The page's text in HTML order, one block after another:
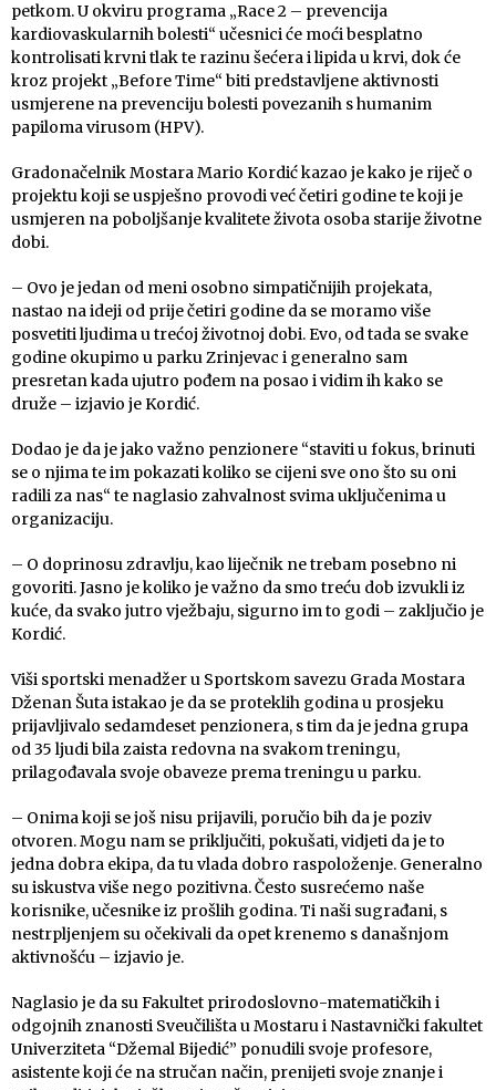
petkom. U okviru programa „Race 2 – prevencija
kardiovaskularnih bolesti“ učesnici će moći besplatno
kontrolisati krvni tlak te razinu šećera i lipida u krvi, dok će
kroz projekt „Before Time“ biti predstavljene aktivnosti
usmjerene na prevenciju bolesti povezanih s humanim
papiloma virusom (HPV).
Gradonačelnik Mostara Mario Kordić kazao je kako je riječ o
projektu koji se uspješno provodi već četiri godine te koji je
usmjeren na poboljšanje kvalitete života osoba starije životne
dobi.
– Ovo je jedan od meni osobno simpatičnijih projekata,
nastao na ideji od prije četiri godine da se moramo više
posvetiti ljudima u trećoj životnoj dobi. Evo, od tada se svake
godine okupimo u parku Zrinjevac i generalno sam
presretan kada ujutro pođem na posao i vidim ih kako se
druže – izjavio je Kordić.
Dodao je da je jako važno penzionere “staviti u fokus, brinuti
se o njima te im pokazati koliko se cijeni sve ono što su oni
radili za nas“ te naglasio zahvalnost svima uključenima u
organizaciju.
– O doprinosu zdravlju, kao liječnik ne trebam posebno ni
govoriti. Jasno je koliko je važno da smo treću dob izvukli iz
kuće, da svako jutro vježbaju, sigurno im to godi – zaključio je
Kordić.
Viši sportski menadžer u Sportskom savezu Grada Mostara
Dženan Šuta istakao je da se proteklih godina u prosjeku
prijavljivalo sedamdeset penzionera, s tim da je jedna grupa
od 35 ljudi bila zaista redovna na svakom treningu,
prilagođavala svoje obaveze prema treningu u parku.
– Onima koji se još nisu prijavili, poručio bih da je poziv
otvoren. Mogu nam se priključiti, pokušati, vidjeti da je to
jedna dobra ekipa, da tu vlada dobro raspoloženje. Generalno
su iskustva više nego pozitivna. Često susrećemo naše
korisnike, učesnike iz prošlih godina. Ti naši sugrađani, s
nestrpljenjem su očekivali da opet krenemo s današnjom
aktivnošću – izjavio je.
Naglasio je da su Fakultet prirodoslovno-matematičkih i
odgojnih znanosti Sveučilišta u Mostaru i Nastavnički fakultet
Univerziteta “Džemal Bijedić” ponudili svoje profesore,
asistente koji će na stručan način, prenijeti svoje znanje i